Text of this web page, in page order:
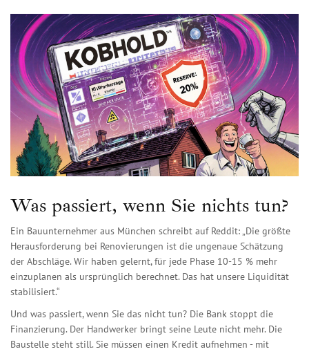
Was passiert, wenn Sie nichts tun?
Ein Bauunternehmer aus München schreibt auf Reddit: „Die größte
Herausforderung bei Renovierungen ist die ungenaue Schätzung
der Abschläge. Wir haben gelernt, für jede Phase 10-15 % mehr
einzuplanen als ursprünglich berechnet. Das hat unsere Liquidität
stabilisiert.“
Und was passiert, wenn Sie das nicht tun? Die Bank stoppt die
Finanzierung. Der Handwerker bringt seine Leute nicht mehr. Die
Baustelle steht still. Sie müssen einen Kredit aufnehmen - mit